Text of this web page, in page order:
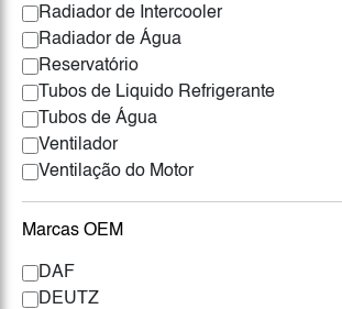
Radiador de Intercooler
Radiador de Água
Reservatório
Tubos de Liquido Refrigerante
Tubos de Água
Ventilador
Ventilação do Motor
Marcas OEM
DAF
DEUTZ